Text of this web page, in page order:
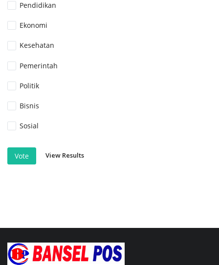
Pendidikan
Ekonomi
Kesehatan
Pemerintah
Politik
Bisnis
Sosial
Vote View Results